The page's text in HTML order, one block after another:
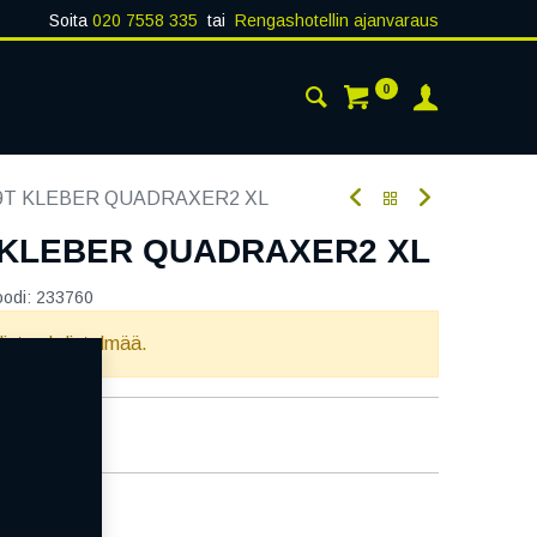
Soita 020 7558 335 tai Rengashotellin ajanvaraus
0
KLEBER QUADRAXER2 XL
QUADRAXER2 XL
233760
yhdistelmää.